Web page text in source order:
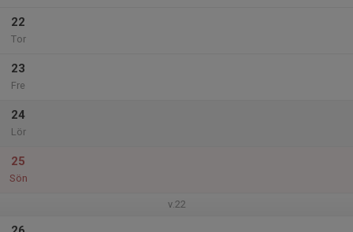
22
Tor
23
Fre
24
Lör
25
Sön
v.22